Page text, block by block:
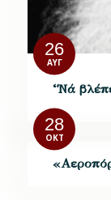
26
ΑΥΓ
“Νά
28
ΟΚΤ